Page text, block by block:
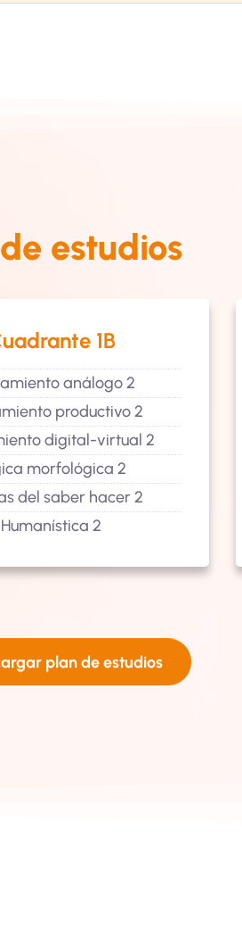
estudios
1B
análogo 2
productivo 2
digital-virtual 2
morfológica 2
del saber hacer 2
Humanística 2
plan de estudios